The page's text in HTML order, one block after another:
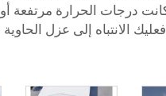
درجات الحرارة مرتفعة
الانتباه إلى عزل